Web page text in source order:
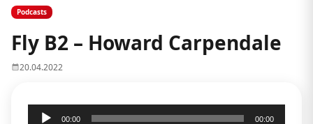
Podcasts
Fly B2 – Howard Carpendale
20.04.2022
Audio-
00:00 00:00